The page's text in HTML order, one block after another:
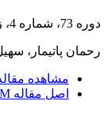
دوره 73، شماره 4، زمستان 1399، صفحه
رحمان پاتیمار،
مشاهده
اصل مقاله